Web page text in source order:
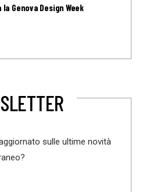
la Genova Design Week
sulle ultime novità